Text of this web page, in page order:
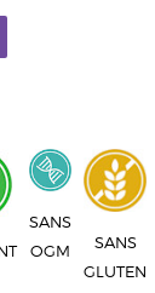
SANS
OGM
SANS
GLUTEN